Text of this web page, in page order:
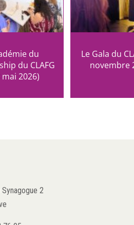
du
du CLAFG
mai 2026)
Le Gala du
novembre
2